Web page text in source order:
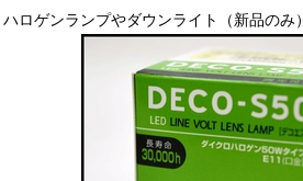
ハロゲンランプやダウンライト（新品のみ）